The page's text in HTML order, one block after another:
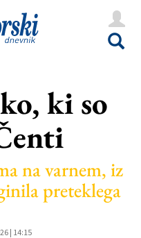
ki so
na varnem, iz
preteklega
| 14:15